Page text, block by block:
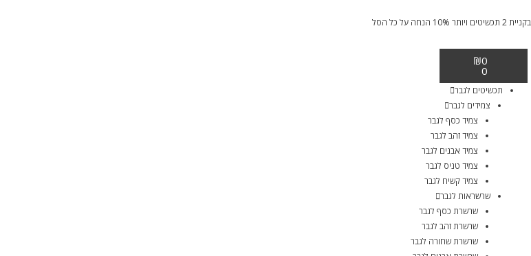
בקניית 2 תכשיטים ויותר 10% הנחה על כל הסל
₪0
0
תכשיטים לגבר
צמידים לגבר
צמיד כסף לגבר
צמיד זהב לגבר
צמיד אבנים לגבר
צמיד טניס לגבר
צמיד קשיח לגבר
שרשראות לגבר
שרשרת כסף לגבר
שרשרת זהב לגבר
שרשרת שחורה לגבר